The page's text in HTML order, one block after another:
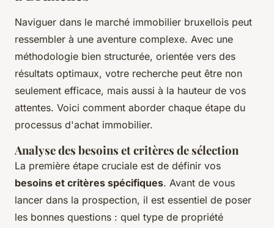
Naviguer dans le marché immobilier bruxellois peut
ressembler à une aventure complexe. Avec une
méthodologie bien structurée, orientée vers des
résultats optimaux, votre recherche peut être non
seulement efficace, mais aussi à la hauteur de vos
attentes. Voici comment aborder chaque étape du
processus d'achat immobilier.
Analyse des besoins et critères de sélection
La première étape cruciale est de définir vos
besoins et critères spécifiques. Avant de vous
lancer dans la prospection, il est essentiel de poser
les bonnes questions : quel type de propriété